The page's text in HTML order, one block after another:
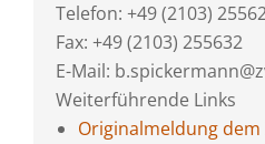
Telefon: +49 (2103)
Fax: +49 (2103) 255632
E-Mail:
Weiterführende Links
Originalmeldung